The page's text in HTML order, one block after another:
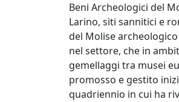
Beni Archeologici del
Larino, siti sannitici e
del Molise
nel settore, che in
gemellaggi tra musei
promosso e gestito
quadriennio in cui ha